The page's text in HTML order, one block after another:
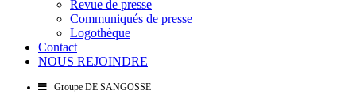
Revue de presse
Communiqués de presse
Logothèque
Contact
NOUS REJOINDRE
Groupe DE SANGOSSE